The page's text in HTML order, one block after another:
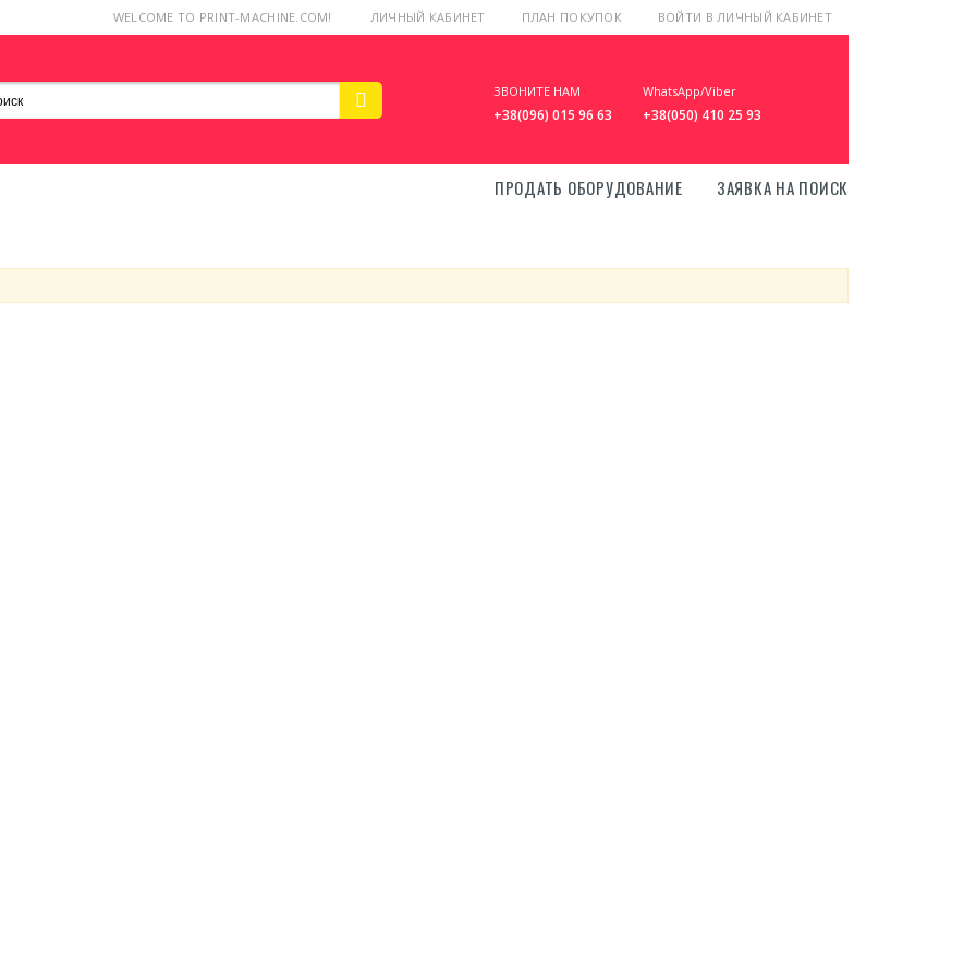
ЛИЧНЫЙ КАБИНЕТ ПЛАН ПОКУПОК ВОЙТИ В ЛИЧНЫЙ КАБИНЕТ
WELCOME TO PRINT-MACHINE.COM!
ЗВОНИТЕ НАМ
+38(096) 015 96 63
WhatsApp/Viber
+38(050) 410 25 93
ПРОДАТЬ ОБОРУДОВАНИЕ ЗАЯВКА НА ПОИСК